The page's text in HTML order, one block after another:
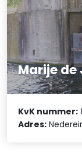
Marije de
KvK nummer:
Adres: